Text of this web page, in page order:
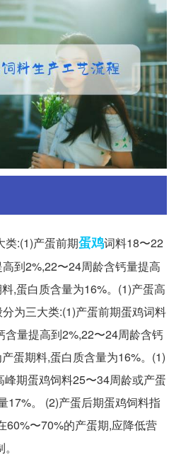
类:(1)产蛋前期蛋鸡词料18〜22
到2%,22〜24周龄含钙量提高
,蛋白质含量为16%。(1)产蛋高
为三大类:(1)产蛋前期蛋鸡词料
含量提高到2%,22〜24周龄含钙
蛋期料,蛋白质含量为16%。(1)
峰期蛋鸡饲料25〜34周龄或产蛋
17%。 (2)产蛋后期蛋鸡饲料指
60%〜70%的产蛋期,应降低营